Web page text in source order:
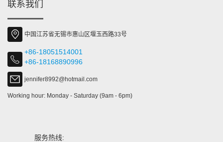
联系我们
中国江苏省无锡市惠山区堰玉西路33号
+86-18051514001
+86-18168890996
jennifer8992@hotmail.com
Working hour: Monday - Saturday (9am - 6pm)
服务热线: